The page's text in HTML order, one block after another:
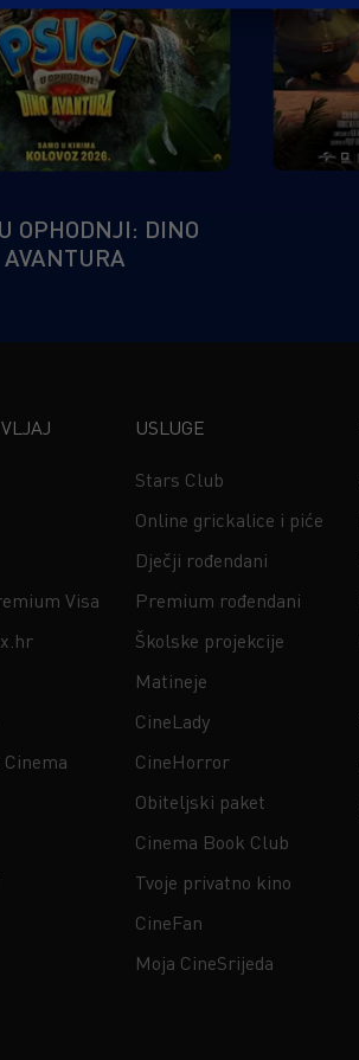
OPHODNJI: DINO
AVANTURA
Visa
USLUGE
Stars Club
Online grickalice i piće
Dječji rođendani
Premium rođendani
Školske projekcije
Matineje
CineLady
CineHorror
Obiteljski paket
Cinema Book Club
Tvoje privatno kino
CineFan
Moja CineSrijeda